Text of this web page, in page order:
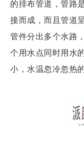
的排布管道，管路
接而成，而且管道
管件分出多个水路
个用水点同时用水
小，水温忽冷忽热